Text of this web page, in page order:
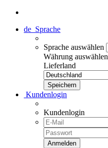
de Sprache
Sprache auswählen
Währung auswählen
Lieferland
Kundenlogin
Kundenlogin